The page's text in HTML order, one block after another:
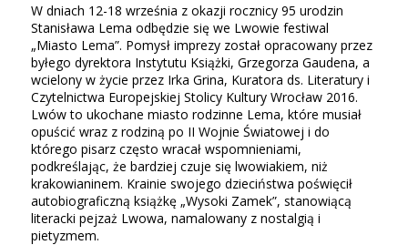
W dniach 12-18 września z okazji rocznicy 95 urodzin
Stanisława Lema odbędzie się we Lwowie festiwal
„Miasto Lema”. Pomysł imprezy został opracowany przez
byłego dyrektora Instytutu Książki, Grzegorza Gaudena, a
wcielony w życie przez Irka Grina, Kuratora ds. Literatury i
Czytelnictwa Europejskiej Stolicy Kultury Wrocław 2016.
Lwów to ukochane miasto rodzinne Lema, które musiał
opuścić wraz z rodziną po II Wojnie Światowej i do
którego pisarz często wracał wspomnieniami,
podkreślając, że bardziej czuje się lwowiakiem, niż
krakowianinem. Krainie swojego dzieciństwa poświęcił
autobiograficzną książkę „Wysoki Zamek”, stanowiącą
literacki pejzaż Lwowa, namalowany z nostalgią i
pietyzmem.